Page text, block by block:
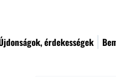
érdekességek